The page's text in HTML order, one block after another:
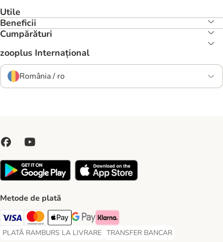
Utile
Beneficii
Cumpărături
zooplus Internațional
România / ro
Metode de plată
Visa Payment Method
Master Card Payment Method
Apple Pay Payment Method
Google Pay Payment Method
Klarna Payment Method
PLATĂ RAMBURS LA LIVRARE
PLATĂ RAMBURS LA LIVRARE Payment Method
TRANSFER BANCAR
TRANSFER BANCAR Payment